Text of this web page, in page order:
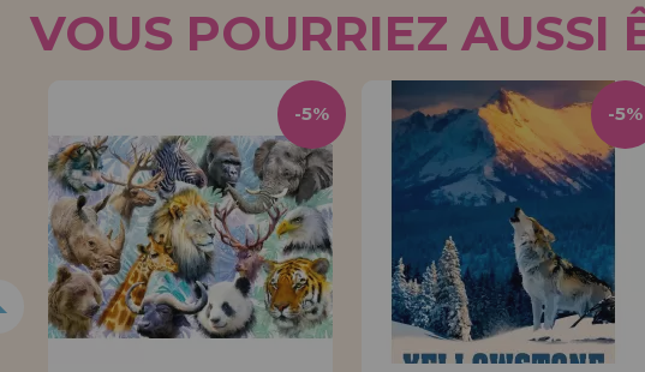
VOUS POURRIEZ AUSSI
-5% -5%